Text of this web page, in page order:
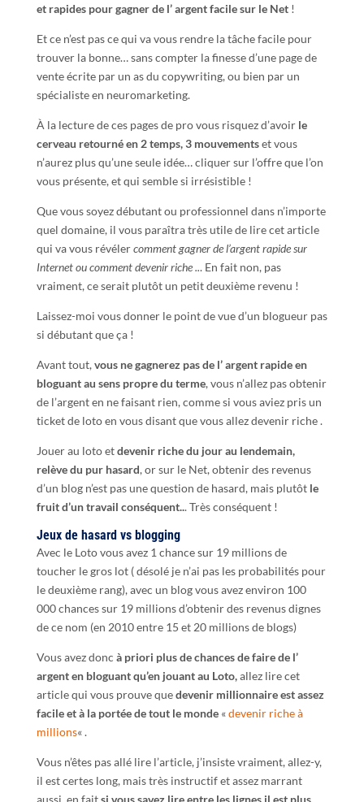
et rapides pour gagner de l’ argent facile sur le Net!
Et ce n’est pas ce qui va vous rendre la tâche facile pour
trouver la bonne… sans compter la finesse d’une page de
vente écrite par un as du copywriting, ou bien par un
spécialiste en neuromarketing.
À la lecture de ces pages de pro vous risquez d’avoir le
cerveau retournéen 2 temps, 3mouvementset vous
n’aurez plus qu’une seule idée… cliquer sur l’offre que l’on
vous présente, et qui semble si irrésistible !
Que vous soyez débutant ou professionnel dans n’importe
quel domaine, il vous paraîtra très utile de lire cet article
qui va vous révélercomment gagner de l’argent rapide sur
Internet ou comment devenir riche ... En fait non, pas
vraiment, ce serait plutôt un petit deuxième revenu !
Laissez-moi vous donner le point de vue d’un blogueur pas
si débutant que ça !
Avant tout,vous ne gagnerez pas de l’ argent rapide en
bloguant au sens propre du terme, vous n’allez pas obtenir
de l’argent en ne faisant rien, comme si vous aviez pris un
ticket de loto en vous disant que vous allez devenir riche .
Jouer au loto etdevenir riche du jour au lendemain,
relève du pur hasard, or sur le Net, obtenir des revenus
d’un blog n’est pas une question de hasard, mais plutôt le
fruit d’un travail conséquent... Très conséquent !
Jeuxde hasard vs blogging
Avec le Loto vous avez 1 chance sur 19 millions de
toucher le gros lot ( désolé je n’ai pas les probabilités pour
le deuxième rang), avec un blog vous avez environ 100
000 chances sur 19 millions d’obtenir des revenus dignes
de ce nom (en 2010 entre 15 et 20 millions de blogs)
Vous avez donc àpriori plus de chancesde faire de l’
argent en bloguant qu’en jouant au Loto,allez lire cet
article qui vous prouve quedevenir millionnaire est assez
facile et à la portée de tout le monde«devenir riche à
millions« .
Vous n’êtes pas allé lire l’article, j’insiste vraiment, allez-y,
il est certes long, mais très instructif et assez marrant
aussi, en faitsi vous savez lire entre les lignes il est plus